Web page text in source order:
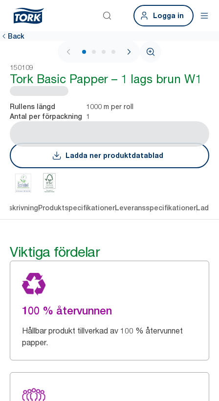
Logga in
Back
1 / 4
150109
Tork Basic Papper – 1 lags brun W1
Rullens längd 1000 m per roll
Antal per förpackning 1
Ladda ner produktdatablad
ProduktspecifikationerLeveransspecifikationerLadda
Viktiga fördelar
100 % återvunnen
Hållbar produkt tillverkad av 100 % återvunnet
papper.